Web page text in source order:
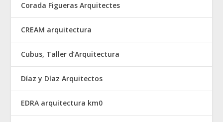
Corada Figueras Arquitectes
CREAM arquitectura
Cubus, Taller d’Arquitectura
Díaz y Díaz Arquitectos
EDRA arquitectura km0